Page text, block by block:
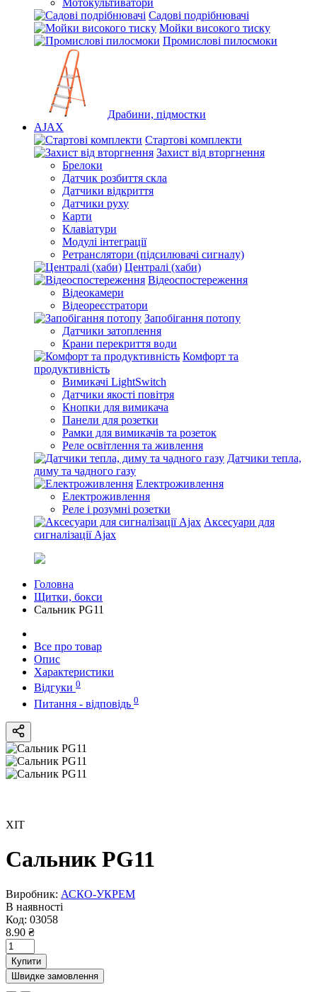
Мотокультиватори
Садові подрібнювачі
Мойки високого тиску
Промислові пилосмоки
Драбини, підмостки
AJAX
Стартові комплекти
Захист від вторгнення
Брелоки
Датчик розбиття скла
Датчики відкриття
Датчики руху
Карти
Клавіатури
Модулі інтеграції
Ретранслятори (підсилювачі сигналу)
Централі (хаби)
Відеоспостереження
Відеокамери
Відеореєстратори
Запобігання потопу
Датчики затоплення
Крани перекриття води
Комфорт та
продуктивність
Вимикачі LightSwitch
Датчики якості повітря
Кнопки для вимикача
Панели для розетки
Рамки для вимикачів та розеток
Реле освітлення та живлення
Датчики тепла,
диму та чадного газу
Електроживлення
Електроживлення
Реле і розумні розетки
Аксесуари для
сигналізації Ajax
Головна
Щитки, бокси
Сальник PG11
Все про товар
Опис
Характеристики
Відгуки 0
Питання - відповідь 0
ХІТ
Сальник PG11
Виробник: АСКО-УКРЕМ
В наявності
Код: 03058
8.90 ₴
Купити
Швидке замовлення